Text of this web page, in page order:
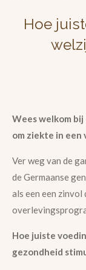
Hoe
Wees welkom
om ziekte in
Ver weg van de
de Germaanse
als een een
Hoe juiste
gezondheid